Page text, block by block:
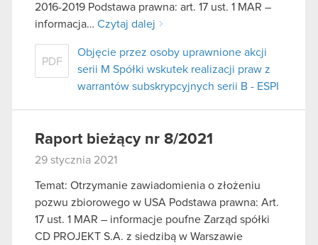
2016-2019 Podstawa prawna: art. 17 ust. 1 MAR –
informacja… Czytaj dalej
PDF
Objęcie przez osoby uprawnione akcji
serii M Spółki wskutek realizacji praw z
warrantów subskrypcyjnych serii B - ESPI
Raport bieżący nr 8/2021
29 stycznia 2021
Temat: Otrzymanie zawiadomienia o złożeniu
pozwu zbiorowego w USA Podstawa prawna: Art.
17 ust. 1 MAR – informacje poufne Zarząd spółki
CD PROJEKT S.A. z siedzibą w Warszawie